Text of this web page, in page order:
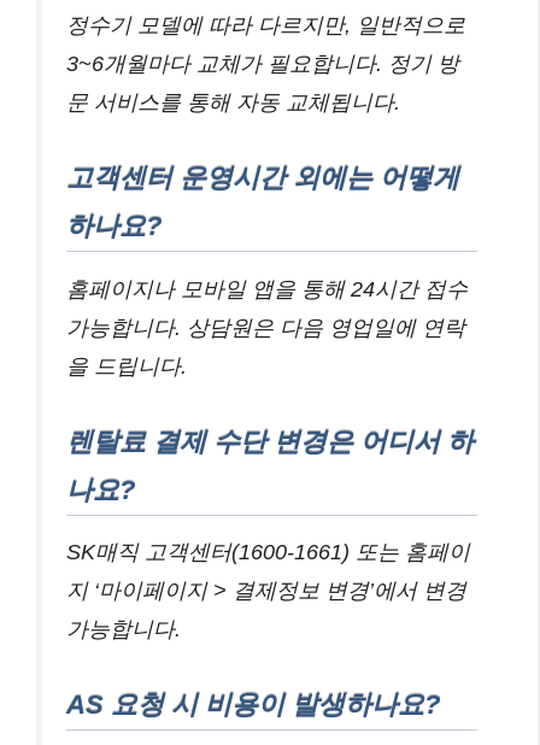
정수기 모델에 따라 다르지만, 일반적으로
3~6개월마다 교체가 필요합니다. 정기 방
문 서비스를 통해 자동 교체됩니다.
고객센터 운영시간 외에는 어떻게
하나요?
홈페이지나 모바일 앱을 통해 24시간 접수
가능합니다. 상담원은 다음 영업일에 연락
을 드립니다.
렌탈료 결제 수단 변경은 어디서 하
나요?
SK매직 고객센터(1600-1661) 또는 홈페이
지 ‘마이페이지 > 결제정보 변경’에서 변경
가능합니다.
AS 요청 시 비용이 발생하나요?